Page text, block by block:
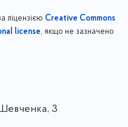
ліцензією Creative Commons
license, якщо не зазначено
3